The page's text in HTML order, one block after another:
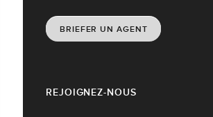
REJOIGNEZ-NOUS
BRIEFER UN AGENT